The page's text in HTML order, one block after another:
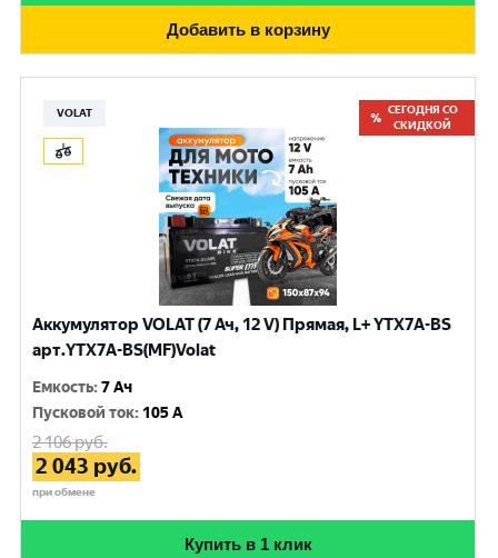
Добавить в корзину
VOLAT
СЕГОДНЯ СО
СКИДКОЙ
Аккумулятор VOLAT (7 Ач, 12 V) Прямая, L+ YTX7A-BS
арт.YTX7A-BS(MF)Volat
Емкость:7 Ач
Пусковой ток: 105 A
2 106руб.
2 043 руб.
при обмене
Купить в 1 клик